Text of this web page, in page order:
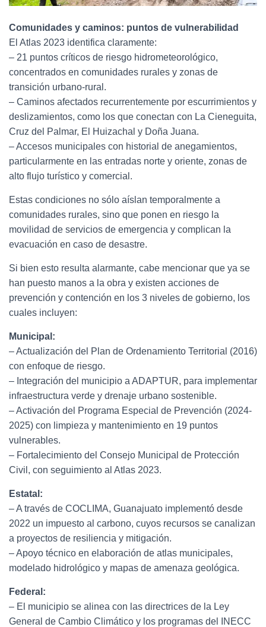
Comunidades y caminos: puntos de vulnerabilidad
El Atlas 2023 identifica claramente:
– 21 puntos críticos de riesgo hidrometeorológico,
concentrados en comunidades rurales y zonas de
transición urbano-rural.
– Caminos afectados recurrentemente por escurrimientos y
deslizamientos, como los que conectan con La Cieneguita,
Cruz del Palmar, El Huizachal y Doña Juana.
– Accesos municipales con historial de anegamientos,
particularmente en las entradas norte y oriente, zonas de
alto flujo turístico y comercial.
Estas condiciones no sólo aíslan temporalmente a
comunidades rurales, sino que ponen en riesgo la
movilidad de servicios de emergencia y complican la
evacuación en caso de desastre.
Si bien esto resulta alarmante, cabe mencionar que ya se
han puesto manos a la obra y existen acciones de
prevención y contención en los 3 niveles de gobierno, los
cuales incluyen:
Municipal:
– Actualización del Plan de Ordenamiento Territorial (2016)
con enfoque de riesgo.
– Integración del municipio a ADAPTUR, para implementar
infraestructura verde y drenaje urbano sostenible.
– Activación del Programa Especial de Prevención (2024-
2025) con limpieza y mantenimiento en 19 puntos
vulnerables.
– Fortalecimiento del Consejo Municipal de Protección
Civil, con seguimiento al Atlas 2023.
Estatal:
– A través de COCLIMA, Guanajuato implementó desde
2022 un impuesto al carbono, cuyos recursos se canalizan
a proyectos de resiliencia y mitigación.
– Apoyo técnico en elaboración de atlas municipales,
modelado hidrológico y mapas de amenaza geológica.
Federal:
– El municipio se alinea con las directrices de la Ley
General de Cambio Climático y los programas del INECC